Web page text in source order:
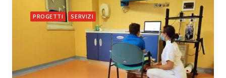
PROGETTI SERVIZI